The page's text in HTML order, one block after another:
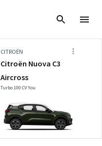
CITROËN
Citroën Nuova C3
Aircross
Turbo 100 CV You